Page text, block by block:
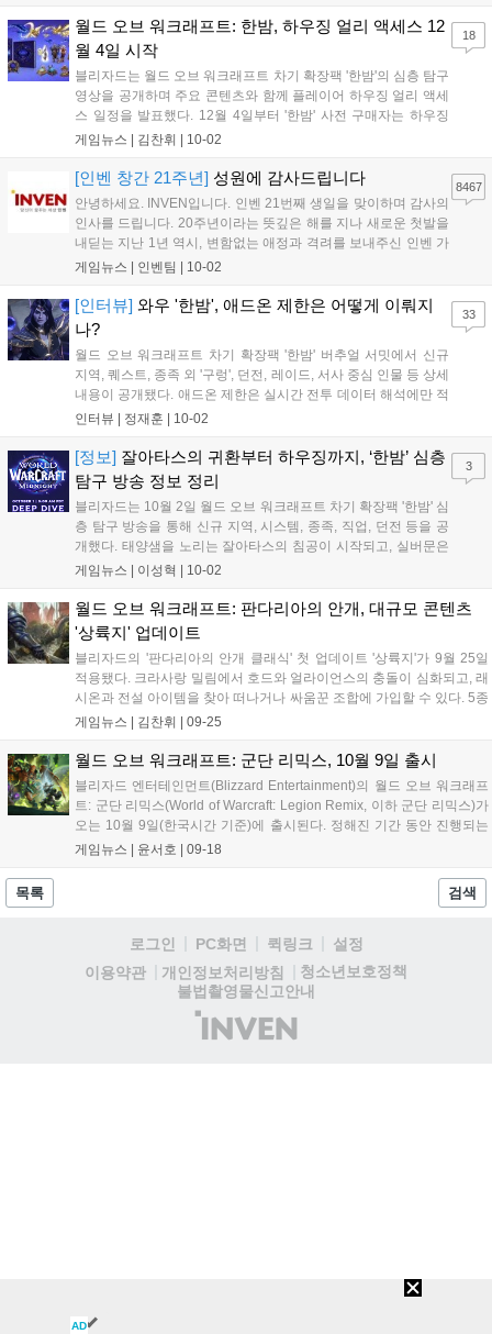
5칸 확장되며, 시간질주자 캐릭터를 내부 전쟁 확장팩으로 이전
할 수 있다. 군단 전용 장비, 애완동물, 탈것 등 풍성한 보상을 획
득할 수 있다....
월드 오브 워크래프트: 한밤, 하우징 얼리 액세스 12
월 4일 시작
블리자드는 월드 오브 워크래프트 차기 확장팩 '한밤'의 심층 탐구
영상을 공개하며 주요 콘텐츠와 함께 플레이어 하우징 얼리 액세
스 일정을 발표했다. 12월 4일부터 '한밤' 사전 구매자는 하우징
얼리 액세스를 통해 자신만의 보금자리를 꾸밀 수 있다. '한밤'에
신규 전문화 포식자, 사냥 시스템 등이 추가된다....
게임뉴스 | 김찬휘 10-02
18
[인벤 창간 21주년] 성원에 감사드립니다
안녕하세요. INVEN입니다. 인벤 21번째 생일을 맞이하며 감사의
인사를 드립니다. 20주년이라는 뜻깊은 해를 지나 새로운 첫발을
내딛는 지난 1년 역시, 변함없는 애정과 격려를 보내주신 인벤 가
족 분들이 계셨기에 가능했습니다. 지난 20년간 게임산업계는 대
속도가 더욱 빨라질 것을 실감하게 합...
게임뉴스 | 인벤팀 10-02
8467
[인터뷰] 와우 '한밤', 애드온 제한은 어떻게 이뤄지
나?
월드 오브 워크래프트 차기 확장팩 '한밤' 버추얼 서밋에서 신규
지역, 퀘스트, 종족 외 '구렁', 던전, 레이드, 서사 중심 인물 등 상세
내용이 공개됐다. 애드온 제한은 실시간 전투 데이터 해석에만 적
용되며, 기존 던전은 새로운 규칙에 맞춰 기믹이 수정된다. 사전
스트가 추가된다. 실버문 등 4개 지역이 4K로 재구성됐고, 3가지
핵심 퀘스트 루트를 자유롭게 선택 가능하다....
인터뷰 | 정재훈 10-02
33
[정보] 잘아타스의 귀환부터 하우징까지, ‘한밤’ 심층
탐구 방송 정보 정리
블리자드는 10월 2일 월드 오브 워크래프트 차기 확장팩 '한밤' 심
층 탐구 방송을 통해 신규 지역, 시스템, 종족, 직업, 던전 등을 공
개했다. 태양샘을 노리는 잘아타스의 침공이 시작되고, 실버문은
얼라이언스와 호드 공용 도시로 재건된다. 신규 동맹 종족 하라니
사냥감 시스템이 도입된다. 8개의 던전, 3개의 공격대, 9개의 구
렁이 출시와 동시에 개방될 예정이다. 2026년 상반기 출시를 목
표로 한다....
게임뉴스 | 이성혁 10-02
3
월드 오브 워크래프트: 판다리아의 안개, 대규모 콘텐츠
'상륙지' 업데이트
블리자드의 '판다리아의 안개 클래식' 첫 업데이트 '상륙지'가 9월 25일
적용됐다. 크라사랑 밀림에서 호드와 얼라이언스의 충돌이 심화되고, 래
시온과 전설 아이템을 찾아 떠나거나 싸움꾼 조합에 가입할 수 있다. 5종
시나리오 추가, 스톰윈드와 오그리마에 싸움꾼 조합이 개방된다. 부캐릭
제공된다....
게임뉴스 | 김찬휘 09-25
월드 오브 워크래프트: 군단 리믹스, 10월 9일 출시
블리자드 엔터테인먼트(Blizzard Entertainment)의 월드 오브 워크래프
트: 군단 리믹스(World of Warcraft: Legion Remix, 이하 군단 리믹스)가
오는 10월 9일(한국시간 기준)에 출시된다. 정해진 기간 동안 진행되는
시즌 이벤트인 군단 리믹스에서는 이터누스와 무한의 용군단이 다시 한
게임뉴스 | 윤서호 09-18
목록 검색
로그인 PC화면 퀵링크
설정
이용약관
개인정보처리방침
청소년보호정책
불법촬영물신고안내
(주)
인
AD